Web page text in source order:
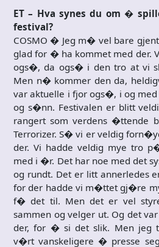
ET – Hva synes du om �
festival?
COSMO � Jeg m� vel bare
glad for � ha kommet med der.
ogs�, da ogs� i den tro at vi
Men n� kommer den da,
var aktuelle i fjor ogs�, i og
og s�nn. Festivalen er blitt
rangert som verdens �ttende
Terrorizer. S� vi er veldig
der. Vi hadde veldig mye tro
med i �r. Det har noe med det
og rundt. Det er litt annerledes
for der hadde vi m�ttet gj�re
f� det til. Men det er vel
sammen og velger ut. Og det
der, for � si det slik. Men jeg
v�rt vanskeligere � presse